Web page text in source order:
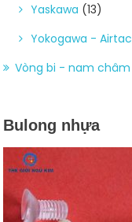
Yaskawa (13)
Yokogawa - Airtac
Vòng bi - nam châm
Bulong nhựa